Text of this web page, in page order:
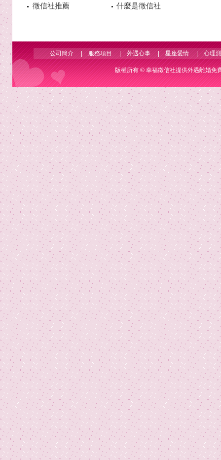
徵信社推薦 什麼是徵信社
公司簡介|服務項目|外遇心事|星座愛情|心理
版權所有 ©幸福徵信社提供外遇離婚免